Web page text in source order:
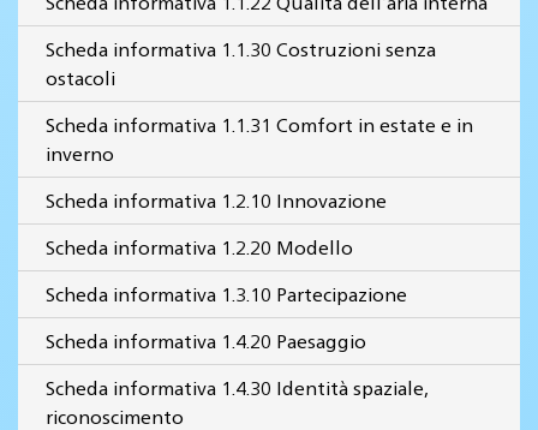
Scheda informativa 1.1.30 Costruzioni senza
ostacoli
Scheda informativa 1.1.31 Comfort in estate e in
inverno
Scheda informativa 1.2.10 Innovazione
Scheda informativa 1.2.20 Modello
Scheda informativa 1.3.10 Partecipazione
Scheda informativa 1.4.20 Paesaggio
Scheda informativa 1.4.30 Identità spaziale,
riconoscimento